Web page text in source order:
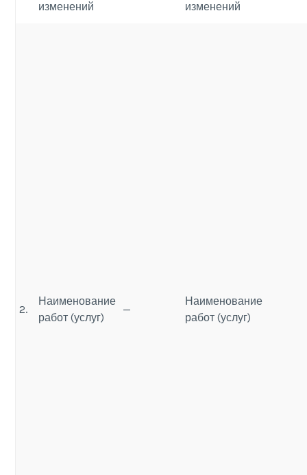
изменений
изменений
2.
Наименование
работ (услуг)
—
Наименование
работ (услуг)